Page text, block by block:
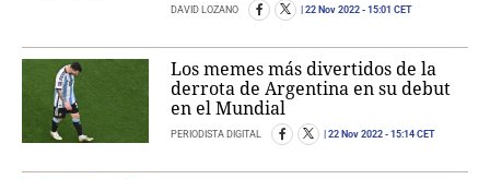
DAVID LOZANO 22 Nov 2022 - 15:01 CET
Los memes más divertidos de la
derrota de Argentina en su debut
en el Mundial
PERIODISTA DIGITAL 22 Nov 2022 - 15:14 CET